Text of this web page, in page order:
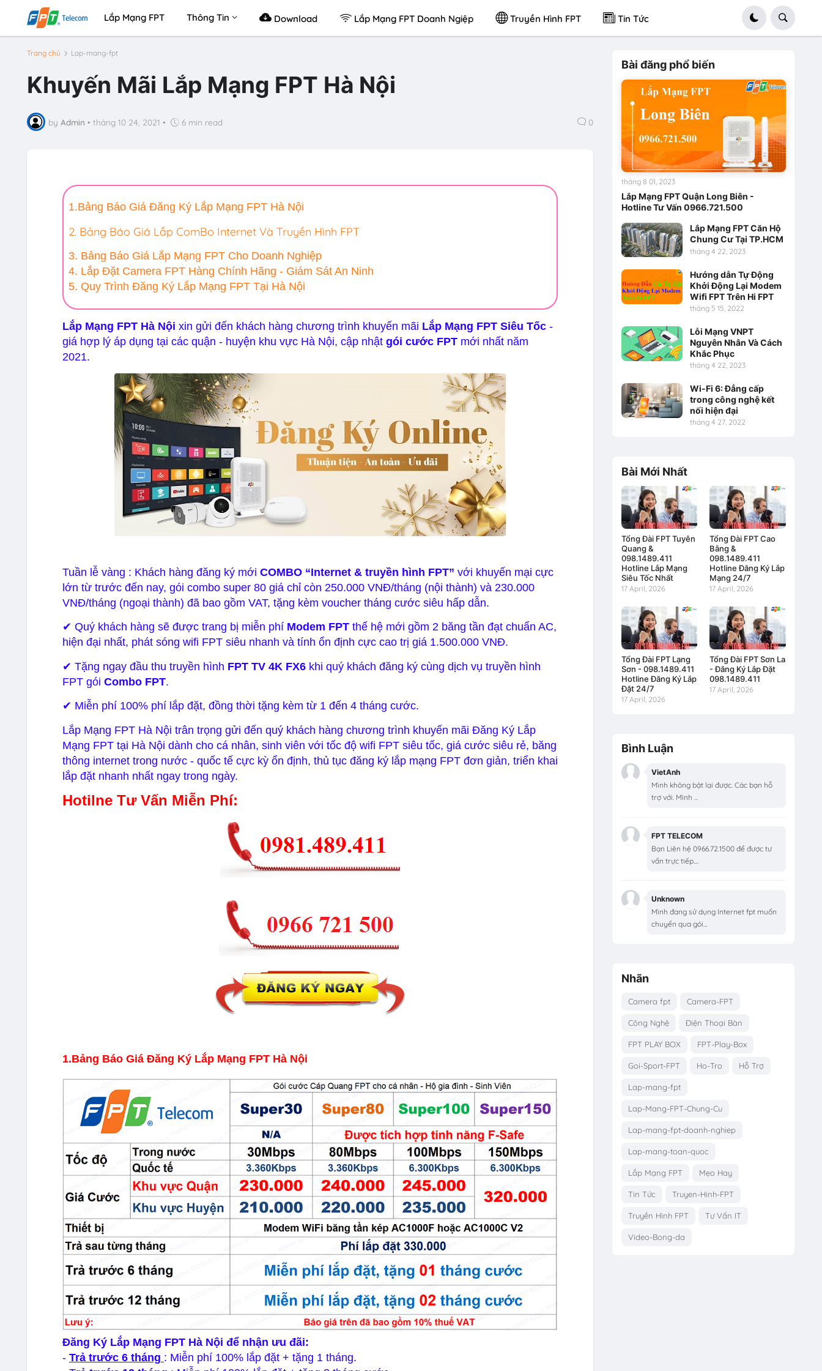
Lắp Mạng FPT Thông Tin Download Lắp Mạng FPT Doanh Ngiệp Truyền Hình FPT Tin Tức
Trang chủ Lap-mang-fpt
Khuyến Mãi Lắp Mạng FPT Hà Nội
by Admin • tháng 10 24, 2021 • 6 min read 0
1.Bảng Báo Giá Đăng Ký Lắp Mạng FPT Hà Nội
2. Bảng Báo Giá Lắp ComBo Internet Và Truyền Hình FPT
3. Bảng Báo Giá Lắp Mạng FPT Cho Doanh Nghiệp
4. Lắp Đặt Camera FPT Hàng Chính Hãng - Giám Sát An Ninh
5. Quy Trình Đăng Ký Lắp Mạng FPT Tại Hà Nội
Lắp Mạng FPT Hà Nội xin gửi đến khách hàng chương trình khuyến mãi Lắp Mạng FPT Siêu Tốc-
giá hợp lý áp dụng tại các quận - huyện khu vực Hà Nội, cập nhật gói cước FPTmới nhất năm
2021.
Tuần lễ vàng : Khách hàng đăng ký mới COMBO “Internet & truyền hình FPT” với khuyến mại cực
lớn từ trước đến nay, gói combo super 80 giá chỉ còn 250.000 VNĐ/tháng (nội thành) và 230.000
VNĐ/tháng (ngoại thành) đã bao gồm VAT, tặng kèm voucher tháng cước siêu hấp dẫn.
✔ Quý khách hàng sẽ được trang bị miễn phí Modem FPTthế hệ mới gồm 2 băng tần đạt chuẩn AC,
hiện đại nhất, phát sóng wifi FPT siêu nhanh và tính ổn định cực cao trị giá 1.500.000 VNĐ.
✔ Tặng ngay đầu thu truyền hình FPT TV 4K FX6khi quý khách đăng ký cùng dịch vụ truyền hình
FPT gói Combo FPT.
✔ Miễn phí 100% phí lắp đặt, đồng thời tặng kèm từ 1 đến 4 tháng cước.
Lắp Mạng FPT Hà Nội trân trọng gửi đến quý khách hàng chương trình khuyến mãi Đăng Ký Lắp
Mạng FPT tại Hà Nội dành cho cá nhân, sinh viên với tốc độ wifi FPT siêu tốc, giá cước siêu rẻ, băng
thông internet trong nước - quốc tế cực kỳ ổn định, thủ tục đăng ký lắp mạng FPT đơn giản, triển khai
lắp đặt nhanh nhất ngay trong ngày.
Hotilne Tư Vấn Miễn Phí:
1.Bảng Báo Giá Đăng Ký Lắp Mạng FPT Hà Nội
Đăng Ký Lắp Mạng FPT Hà Nội để nhận ưu đãi:
- Trả trước 6 tháng : Miễn phí 100% lắp đặt + tặng 1 tháng.
Bài đăng phổ biến
Lắp Mạng FPT Quận Long Biên -
Hotline Tư Vấn 0966.721.500
tháng 8 01, 2023
Lắp Mạng FPT Căn Hộ
Chung Cư Tại TP.HCM
tháng 4 22, 2023
Hướng dẫn Tự Động
Khởi Động Lại Modem
Wifi FPT Trên Hi FPT
tháng 5 15, 2022
Lỗi Mạng VNPT
Nguyên Nhân Và Cách
Khắc Phục
tháng 4 22, 2023
Wi-Fi 6: Đẳng cấp
trong công nghệ kết
nối hiện đại
tháng 4 27, 2022
Bài Mới Nhất
Tổng Đài FPT Tuyên
Quang &
098.1489.411
Hotline Lắp Mạng
Siêu Tốc Nhất
17 April, 2026
Tổng Đài FPT Cao
Bằng &
098.1489.411
Hotline Đăng Ký Lắp
Mạng 24/7
17 April, 2026
Tổng Đài FPT Lạng
Sơn - 098.1489.411
Hotline Đăng Ký Lắp
Đặt 24/7
17 April, 2026
Tổng Đài FPT Sơn La
- Đăng Ký Lắp Đặt
098.1489.411
17 April, 2026
Bình Luận
VietAnh
Mình không bật lại được. Các bạn hỗ
trợ với. Mình ...
FPT TELECOM
Bạn Liên hệ 0966.72.1500 để được tư
vấn trực tiếp....
Unknown
Mình đang sử dụng Internet fpt muốn
chuyển qua gói...
Nhãn
Camera fpt Camera-FPT
Công Nghệ Điện Thoại Bàn
FPT PLAY BOX FPT-Play-Box
Goi-Sport-FPT Ho-Tro Hỗ Trợ
Lap-mang-fpt
Lap-Mang-FPT-Chung-Cu
Lap-mang-fpt-doanh-nghiep
Lap-mang-toan-quoc
Lắp Mạng FPT Mẹo Hay
Tin Tức Truyen-Hinh-FPT
Truyền Hình FPT Tư Vấn IT
Video-Bong-da